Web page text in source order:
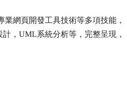
業網頁開發工具技術等多項技能，
，UML系統分析等，完整呈現，